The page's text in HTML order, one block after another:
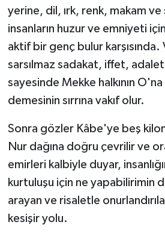
yerine, dil, ırk, renk, makam
insanların huzur ve emniyeti
aktif bir genç bulur karşısında.
sarsılmaz sadakat, iffet,
sayesinde Mekke halkının O'na
demesinin sırrına vakıf olur.
Sonra gözler Kâbe'ye beş
Nur dağına doğru çevrilir ve
emirleri kalbiyle duyar,
kurtuluşu için ne yapabilirimin
arayan ve risaletle
kesişir yolu.
Iğdır Müftülüğü
Isparta Müftülüğü
İstanbul Müftülüğü
İzmir Müftülüğü
Kahramanmaraş Müftülüğü
Karabük Müftülüğü
Karaman Müftülüğü